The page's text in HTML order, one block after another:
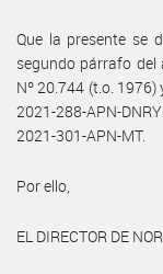
Que la presente se
segundo párrafo del
Nº 20.744 (t.o.
2021-288-APN-
2021-301-APN-MT.
Por ello,
EL DIRECTOR DE